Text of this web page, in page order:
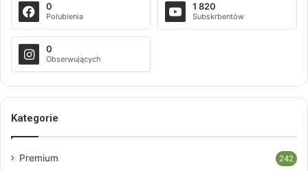
0
Polubienia
1 820
Subskrbentów
0
Obserwujących
Kategorie
Premium 242